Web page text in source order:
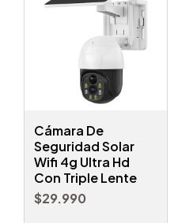
Cámara De
Seguridad Solar
Wifi 4g Ultra Hd
Con Triple Lente
$29.990